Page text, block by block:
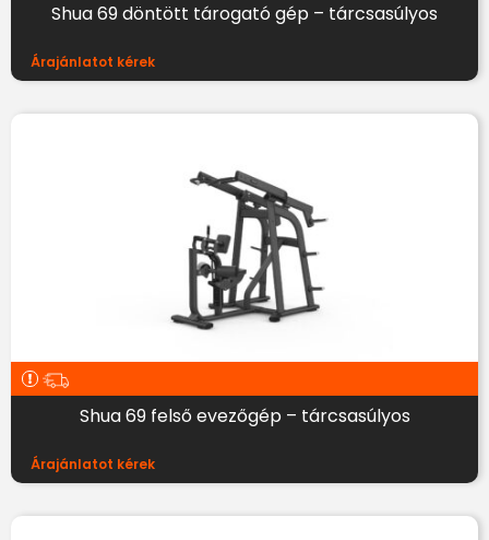
Shua 69 döntött tárogató gép – tárcsasúlyos
Árajánlatot kérek
Shua 69 felső evezőgép – tárcsasúlyos
Árajánlatot kérek